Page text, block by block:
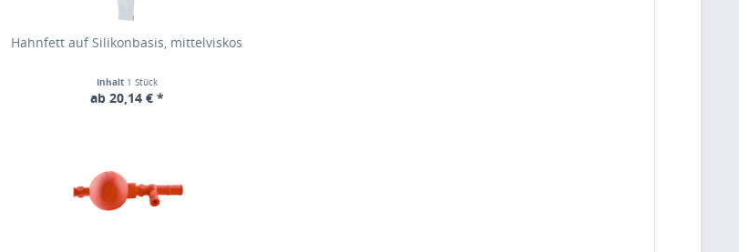
Hahnfett auf Silikonbasis, mittelviskos
Inhalt 1 Stück
ab 20,14 € *